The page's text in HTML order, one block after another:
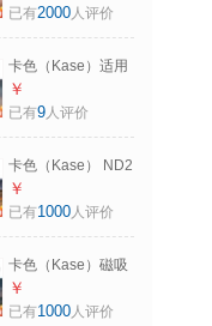
多层镀膜滤镜方形
X100T高清低反射
相机镜头保护镜 磁
吸滤镜MCUV
Ⅲ【银色】
已有2000人评价
卡色（Kase）适用
DJI 大疆 Osmo
Pocket4 P滤镜 口
ND减光镜 适用
pocket4P 【可调
ND1.5-5】【防过
曝1-5档】
￥
已有9人评价
卡色（Kase） ND2
代减光镜 B270圆形
减光镜 中灰密度镜
器滤镜富士佳能尼
康 ND64(减6档）
82mm
￥
已有1000人评价
卡色（Kase）磁吸
套装滤镜套装
MCUV镜 CPL ND8
￥
已有1000人评价